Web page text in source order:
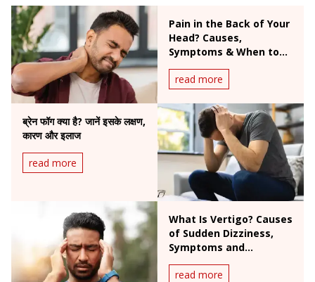
Pain in the Back of Your
Head? Causes,
Symptoms & When to
Worry
read more
ब्रेन फॉग क्या है? जानें इसके लक्षण,
कारण और इलाज
read more
What Is Vertigo? Causes
of Sudden Dizziness,
Symptoms and
read more